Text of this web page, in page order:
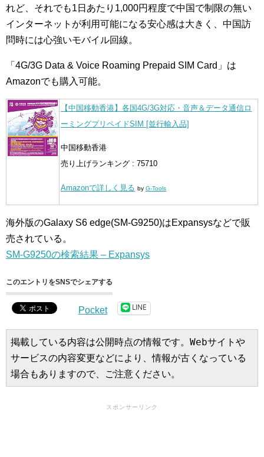
れど、それでも1日あたり1,000円程度で中国で制限の無い
インターネットが利用可能になる安心感は大きく、中国訪
問時には心強いモバイル回線。
「4G/3G Data & Voice Roaming Prepaid SIM Card」は
Amazonでも購入可能。
【中国移動香港】各国4G/3G対応・音声＆データ通信ロ
ーミングプリペイドSIM [並行輸入品]
中国移動香港
売り上げランキング : 75710
Amazonで詳しく見る by G-Tools
海外版のGalaxy S6 edge(SM-G9250)はExpansysなどで販
売されている。
SM-G9250の検索結果 – Expansys
このエントリをSNSでシェアする
Pocket LINE
掲載している内容は公開時点の情報です。Webサイトや
サービスの内容変更などにより、情報が古くなっている
場合もありますので、ご注意ください。
スポンサーリンク